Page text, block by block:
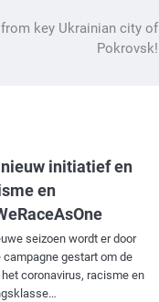
key Ukrainian city of
Pokrovsk!
initiatief en
en
seizoen wordt er door
campagne gestart om de
coronavirus, racisme en